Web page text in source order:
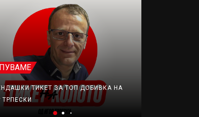
ТИКЕТ ЗА ТОП ДОБИВКА НА
ТРПЕСКИ